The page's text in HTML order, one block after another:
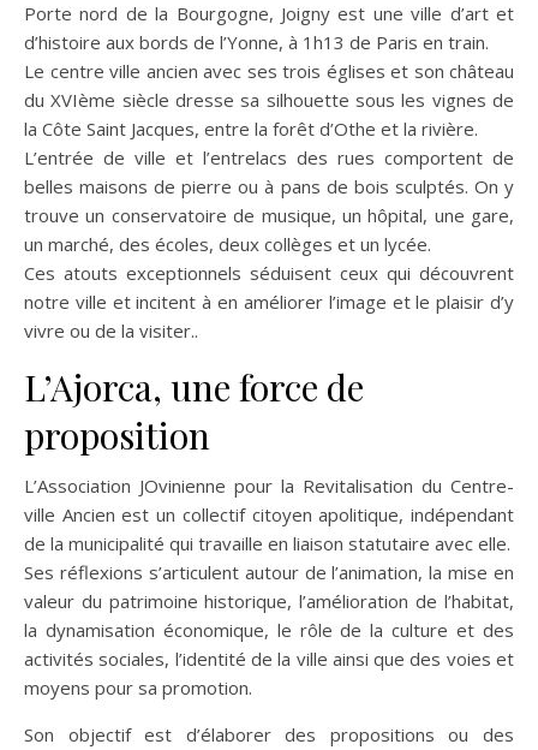
Porte nord de la Bourgogne, Joigny est une ville d’art et
d’histoire aux bords de l’Yonne, à 1h13 de Paris en train.
Le centre ville ancien avec ses trois églises et son château
du XVIème siècle dresse sa silhouette sous les vignes de
la Côte Saint Jacques, entre la forêt d’Othe et la rivière.
L’entrée de ville et l’entrelacs des rues comportent de
belles maisons de pierre ou à pans de bois sculptés. On y
trouve un conservatoire de musique, un hôpital, une gare,
un marché, des écoles, deux collèges et un lycée.
Ces atouts exceptionnels séduisent ceux qui découvrent
notre ville et incitent à en améliorer l’image et le plaisir d’y
vivre ou de la visiter..
L’Ajorca, une force de
proposition
L’Association JOvinienne pour la Revitalisation du Centre-
ville Ancien est un collectif citoyen apolitique, indépendant
de la municipalité qui travaille en liaison statutaire avec elle.
Ses réflexions s’articulent autour de l’animation, la mise en
valeur du patrimoine historique, l’amélioration de l’habitat,
la dynamisation économique, le rôle de la culture et des
activités sociales, l’identité de la ville ainsi que des voies et
moyens pour sa promotion.
Son objectif est d’élaborer des propositions ou des